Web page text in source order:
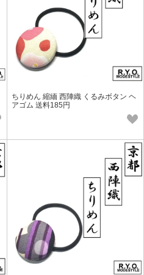
ちりめん 縮緬 西陣織 くるみボタン ヘ
アゴム 送料185円